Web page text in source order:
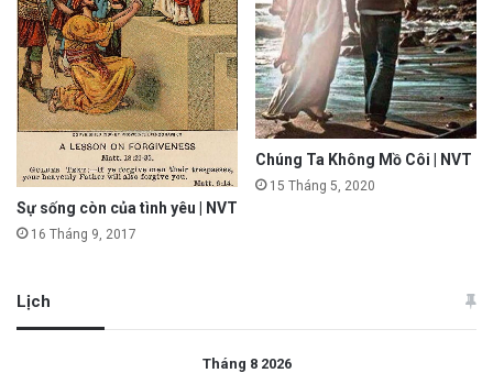
Sự sống còn của tình yêu | NVT
16 Tháng 9, 2017
Chúng Ta Không Mồ Côi | NVT
15 Tháng 5, 2020
Lịch
Tháng 8 2026